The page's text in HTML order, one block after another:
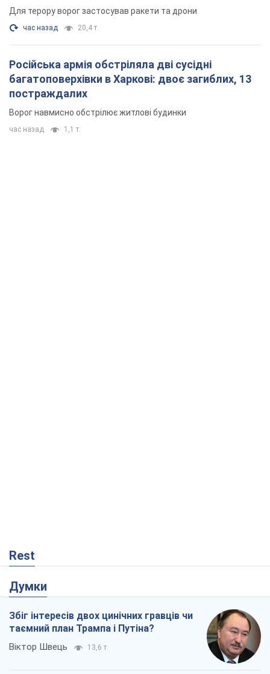
Для терору ворог застосував ракети та дрони
час назад 20,4 т.
Російська армія обстріляла дві сусідні
багатоповерхівки в Харкові: двоє загиблих, 13
постраждалих
Ворог навмисно обстрілює житлові будинки
час назад 1,1 т.
Rest
Думки
Збіг інтересів двох цинічних гравців чи
таємний план Трампа і Путіна?
Віктор Швець 13,6 т.